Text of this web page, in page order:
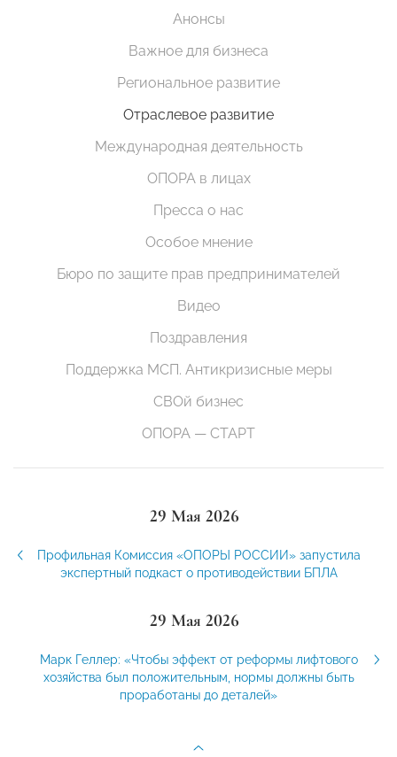
Анонсы
Важное для бизнеса
Региональное развитие
Отраслевое развитие
Международная деятельность
ОПОРА в лицах
Пресса о нас
Особое мнение
Бюро по защите прав предпринимателей
Видео
Поздравления
Поддержка МСП. Антикризисные меры
СВОй бизнес
ОПОРА — СТАРТ
29 Мая 2026
Профильная Комиссия «ОПОРЫ РОССИИ» запустила
экспертный подкаст о противодействии БПЛА
29 Мая 2026
Марк Геллер: «Чтобы эффект от реформы лифтового
хозяйства был положительным, нормы должны быть
проработаны до деталей»